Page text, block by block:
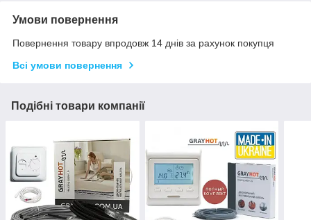
Умови повернення
Повернення товару впродовж 14 днів за рахунок покупця
Всі умови повернення
Подібні товари компанії